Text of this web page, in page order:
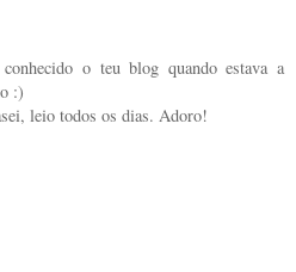
o teu blog quando estava a
:)
leio todos os dias. Adoro!